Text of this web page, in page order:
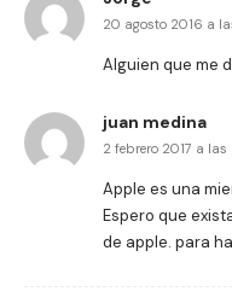
20 agosto 2016 a
Alguien que me
juan medina
2 febrero 2017 a las
Apple es una
Espero que
de apple. para